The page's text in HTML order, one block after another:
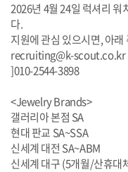
2026년 4월 24일 럭셔리 워
다.
지원에 관심 있으시면, 아
recruiting@k-scout.co.kr
]010-2544-3898
<Jewelry Brands>
갤러리아 본점 SA
현대 판교 SA~SSA
신세계 대전 SA~ABM
신세계 대구 (5개월/산휴대